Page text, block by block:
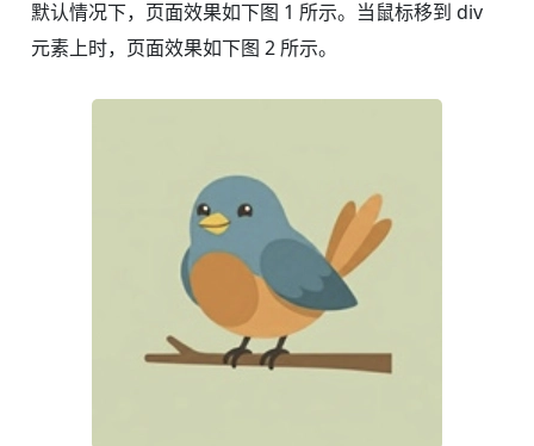
默认情况下，页面效果如下图 1 所示。当鼠标移到 div
元素上时，页面效果如下图 2 所示。